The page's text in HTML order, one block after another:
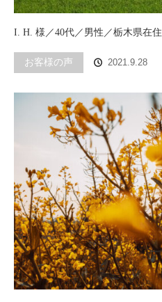
I. H. 様／40代／男性／栃木県在住
お客様の声 2021.9.28